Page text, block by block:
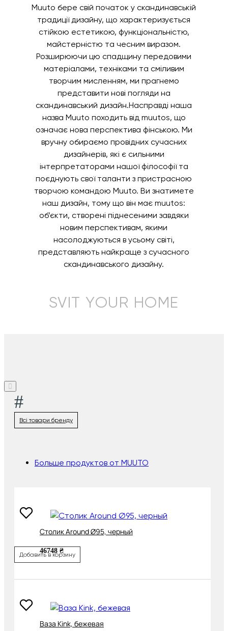
Muuto бере свій початок у скандинавській
традиції дизайну, що характеризується
стійкою естетикою, функціональністю,
майстерністю та чесним виразом.
Розширюючи цю спадщину передовими
матеріалами, техніками та сміливим
творчим мисленням, ми прагнемо
представити нові погляди на
скандинавський дизайн.Насправді наша
назва Muuto походить від muutos, що
означає нова перспектива фінською. Ми
вручну обираємо провідних сучасних
дизайнерів, які є сильними
інтерпретаторами нашої філософії та
поєднують свої таланти з пристрасною
творчою командою Muuto. Ви знатимете
наш дизайн, тому що він має muutos:
об’єкти, створені піднесеними завдяки
новим перспективам, якими
насолоджуються в усьому світі,
представляють найкраще з сучасного
скандинавського дизайну.
SVIT YOUR HOME
#
Всі товари бренду
Больше продуктов от MUUTO
Cтолик Around Ø95, черный
46748 ₴
Добавить в корзину
Ваза Kink, бежевая